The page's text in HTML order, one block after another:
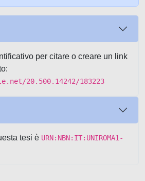
per citare o creare un link
20.500.14242/183223
tesi è URN:NBN:IT:UNIROMA1-